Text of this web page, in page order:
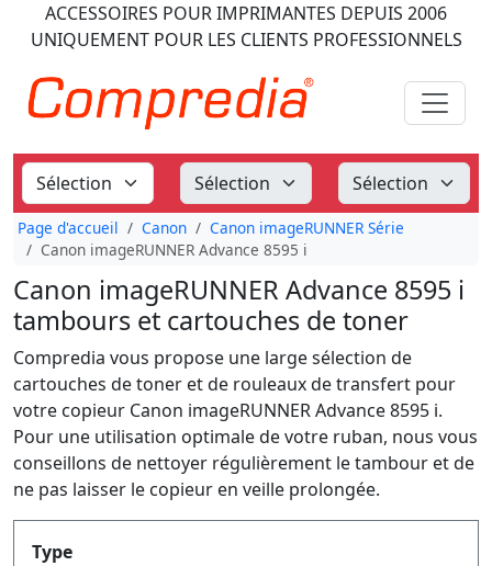
ACCESSOIRES POUR IMPRIMANTES DEPUIS 2006
UNIQUEMENT POUR LES CLIENTS PROFESSIONNELS
Page d'accueil Canon
Canon imageRUNNER Série
Canon imageRUNNER Advance 8595 i
Canon imageRUNNER Advance 8595 i
tambours et cartouches de toner
Compredia vous propose une large sélection de
cartouches de toner et de rouleaux de transfert pour
votre copieur Canon imageRUNNER Advance 8595 i.
Pour une utilisation optimale de votre ruban, nous vous
conseillons de nettoyer régulièrement le tambour et de
ne pas laisser le copieur en veille prolongée.
Produktfilter
Type